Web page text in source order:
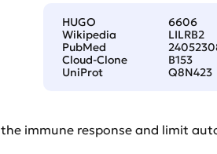
HUGO
6606
Wikipedia
LILRB2
PubMed
Cloud-Clone
B153
UniProt
Q8N423
immune response and limit